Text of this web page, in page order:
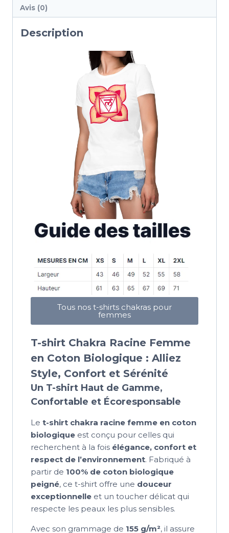
Avis (0)
Description
Tous nos t-shirts chakras pour
femmes
T-shirt Chakra Racine Femme
en Coton Biologique : Alliez
Style, Confort et Sérénité
Un T-shirt Haut de Gamme,
Confortable et Écoresponsable
Le t-shirt chakra racine femme en coton
biologique est conçu pour celles qui
recherchent à la fois élégance, confort et
respect de l’environnement. Fabriqué à
partir de 100% de coton biologique
peigné, ce t-shirt offre une douceur
exceptionnelle et un toucher délicat qui
respecte les peaux les plus sensibles.
Avec son grammage de 155 g/m², il assure